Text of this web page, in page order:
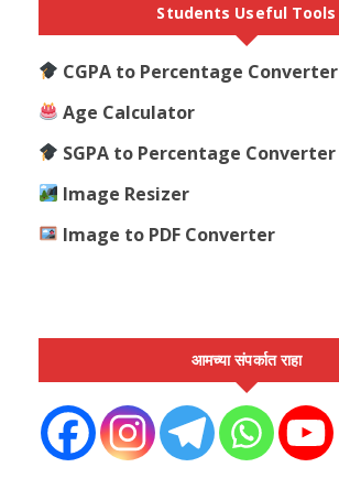
Students Useful Tools
CGPA to Percentage Converter
Age Calculator
SGPA to Percentage Converter
Image Resizer
Image to PDF Converter
आमच्या संपर्कात राहा